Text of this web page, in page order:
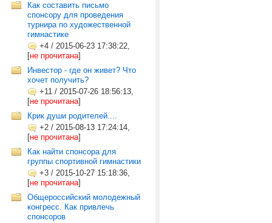
Как составить письмо
спонсору для проведения
турнира по художественной
гимнастике
+4 / 2015-06-23 17:38:22,
[не прочитана]
Инвестор - где он живет? Что
хочет получить?
+11 / 2015-07-26 18:56:13,
[не прочитана]
Крик души родителей....
+2 / 2015-08-13 17:24:14,
[не прочитана]
Как найти спонсора для
группы спортивной гимнастики
+3 / 2015-10-27 15:18:36,
[не прочитана]
Общероссийский молодежный
конгресс. Как привлечь
спонсоров